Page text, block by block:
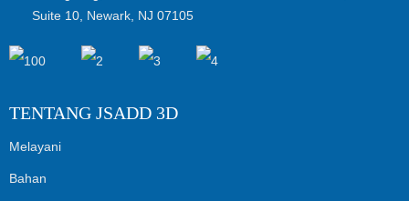
Suite 10, Newark, NJ 07105
TENTANG JSADD 3D
Melayani
Bahan